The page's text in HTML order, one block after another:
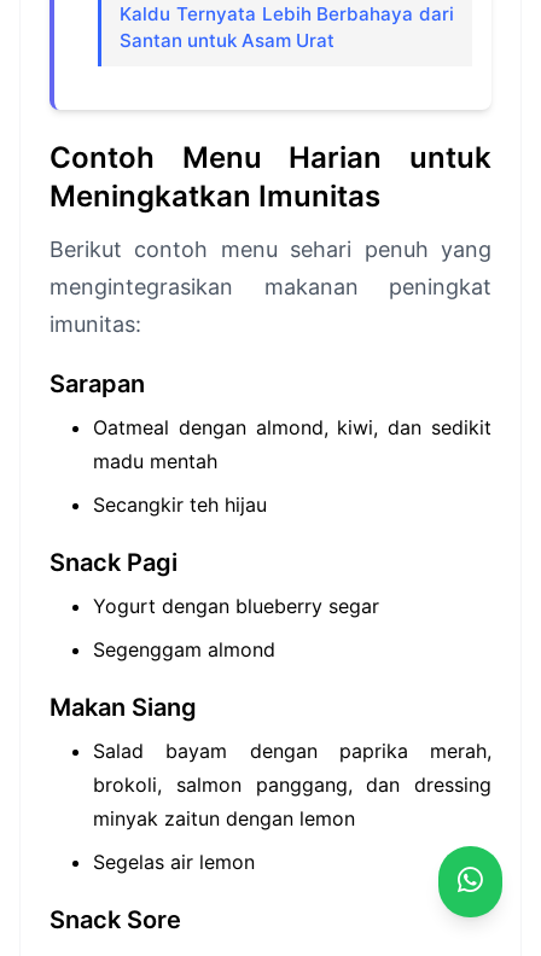
Kaldu Ternyata Lebih Berbahaya dari
Santan untuk Asam Urat
Contoh Menu Harian untuk
Meningkatkan Imunitas
Berikut contoh menu sehari penuh yang
mengintegrasikan makanan peningkat
imunitas:
Sarapan
Oatmeal dengan almond, kiwi, dan sedikit
madu mentah
Secangkir teh hijau
Snack Pagi
Yogurt dengan blueberry segar
Segenggam almond
Makan Siang
Salad bayam dengan paprika merah,
brokoli, salmon panggang, dan dressing
minyak zaitun dengan lemon
Segelas air lemon
Snack Sore